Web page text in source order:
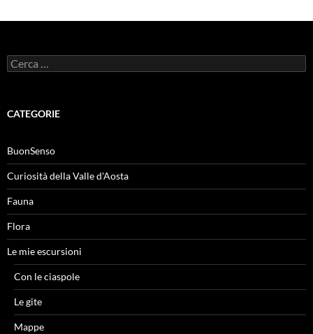
Ricerca
per:
CATEGORIE
BuonSenso
Curiosità della Valle d'Aosta
Fauna
Flora
Le mie escursioni
Con le ciaspole
Le gite
Mappe